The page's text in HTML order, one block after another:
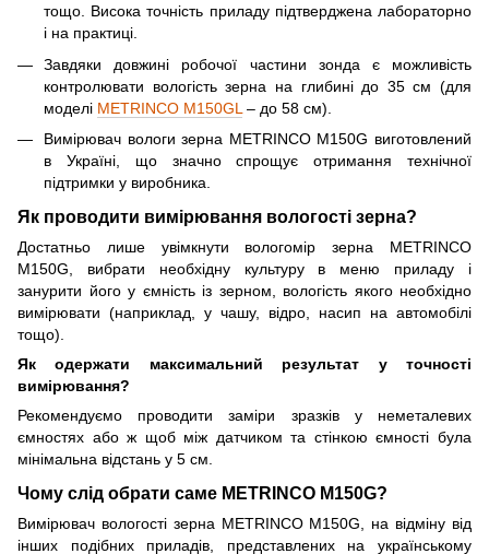
тощо. Висока точність приладу підтверджена лабораторно
і на практиці.
Завдяки довжині робочої частини зонда є можливість
контролювати вологість зерна на глибині до 35 см (для
моделі METRINCO M150GL ‒ до 58 см).
Вимірювач вологи зерна METRINCO M150G виготовлений
в Україні, що значно спрощує отримання технічної
підтримки у виробника.
Як проводити вимірювання вологості зерна?
Достатньо лише увімкнути вологомір зерна METRINCO
M150G, вибрати необхідну культуру в меню приладу і
занурити його у ємність із зерном, вологість якого необхідно
вимірювати (наприклад, у чашу, відро, насип на автомобілі
тощо).
Як одержати максимальний результат у точності
вимірювання?
Рекомендуємо проводити заміри зразків у неметалевих
ємностях або ж щоб між датчиком та стінкою ємності була
мінімальна відстань у 5 см.
Чому слід обрати саме METRINCO M150G?
Вимірювач вологості зерна METRINCO M150G, на відміну від
інших подібних приладів, представлених на українському